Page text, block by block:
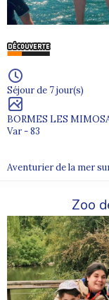
Séjour de 7 jour(s)
BORMES LES
Var - 83
Aventurier de la mer
Zoo